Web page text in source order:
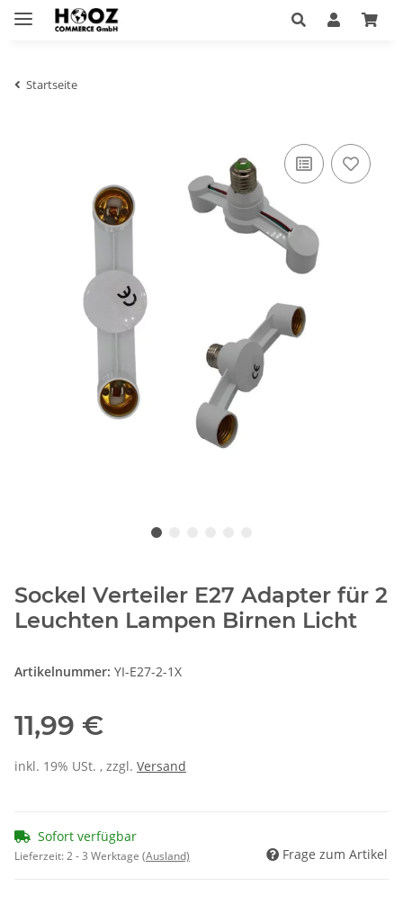
Startseite
Sockel Verteiler E27 Adapter für 2
Leuchten Lampen Birnen Licht
Artikelnummer: YI-E27-2-1X
11,99 €
inkl. 19% USt. , zzgl. Versand
Sofort verfügbar
Lieferzeit:2 - 3 Werktage (Ausland) Frage zum Artikel